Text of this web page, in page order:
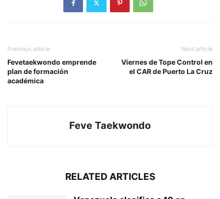
Previous article
Fevetaekwondo emprende
plan de formación
académica
Next article
Viernes de Tope Control en
el CAR de Puerto La Cruz
Feve Taekwondo
RELATED ARTICLES